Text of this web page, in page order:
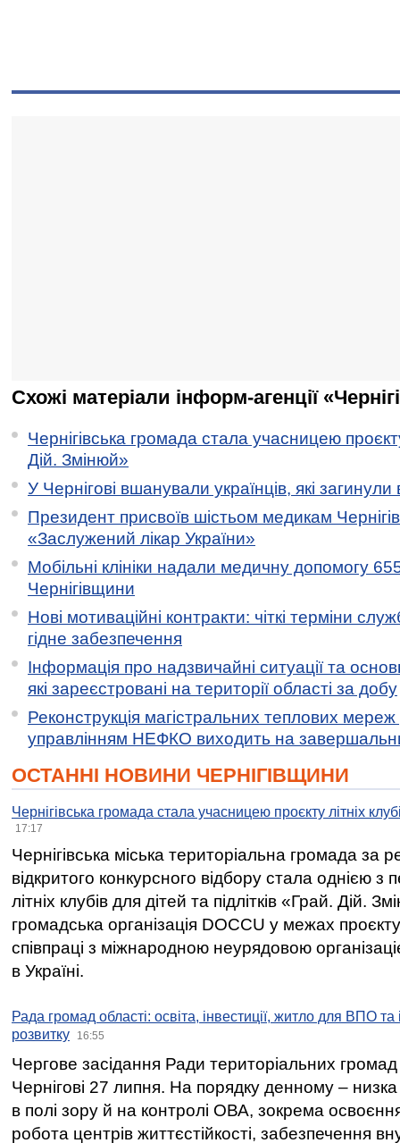
Схожі матеріали інформ-агенції
Чернігівська громада стала учасницею
Дій. Змінюй»
У Чернігові вшанували українців, які загинули
Президент присвоїв шістьом медикам
«Заслужений лікар України»
Мобільні клініки надали медичну допомогу
Чернігівщини
Нові мотиваційні контракти: чіткі терміни
гідне забезпечення
Інформація про надзвичайні ситуації та
які зареєстровані на території області за добу
Реконструкція магістральних теплових мереж
управлінням НЕФКО виходить на
ОСТАННІ НОВИНИ ЧЕРНІГІВЩИНИ
Чернігівська громада стала учасницею проєкту літніх
17:17
Чернігівська міська територіальна громада за
відкритого конкурсного відбору стала однією
літніх клубів для дітей та підлітків «Грай. Дій.
громадська організація DOCCU у межах
співпраці з міжнародною неурядовою
в Україні.
Рада громад області: освіта, інвестиції, житло для ВПО
розвитку
16:55
Чергове засідання Ради територіальних громад
Чернігові 27 липня. На порядку денному –
в полі зору й на контролі ОВА, зокрема освоєння
робота центрів життєстійкості, забезпечення